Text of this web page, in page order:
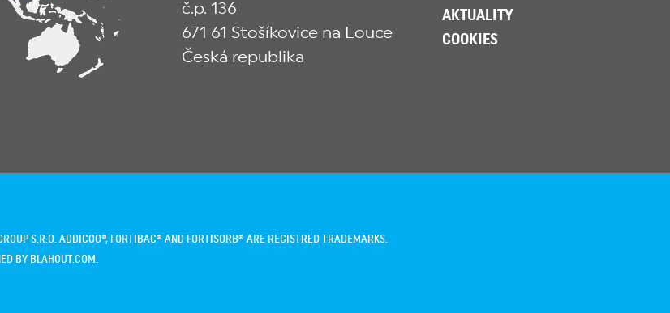
č.p. 136
671 61 Stošíkovice na Louce
Česká republika
AKTUALITY
COOKIES
S.R.O. ADDICOO®, FORTIBAC® AND FORTISORB® ARE REGISTRED TRADEMARKS.
BY BLAHOUT.COM.